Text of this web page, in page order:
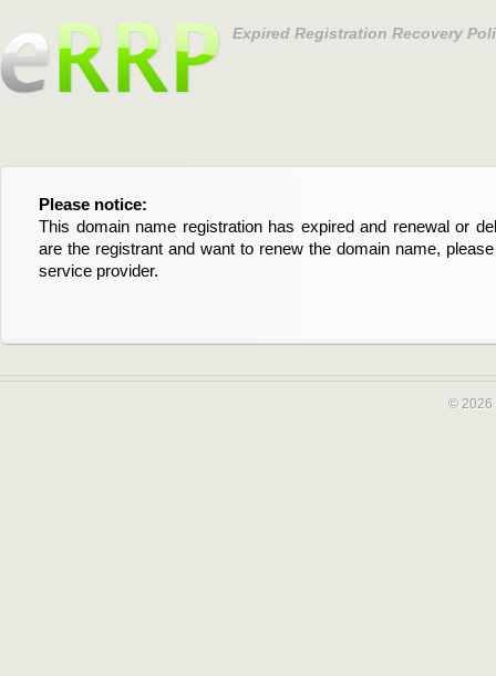
Expired Registration Recovery
Please notice:
This domain name registration has expired and renewal or
are the registrant and want to renew the domain name,
service provider.
Bitte beachten Sie:
Diese Domainregistrierung ist abgelaufen und die
Domain stehen an. Wenn Sie der Registrant sind und
verlängern möchten, kontaktieren Sie bitte Ihren Service-
© 2026